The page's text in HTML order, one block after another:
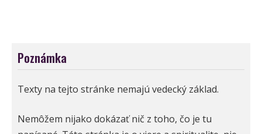
Wi-
a
Poznámka
Texty na tejto stránke nemajú vedecký základ.
Nemôžem nijako dokázať nič z toho, čo je tu